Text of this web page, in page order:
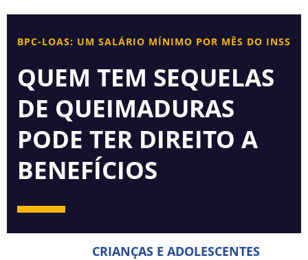
BPC-LOAS: UM SALÁRIO MÍNIMO POR MÊS DO INSS
QUEM TEM SEQUELAS
DE QUEIMADURAS
PODE TER DIREITO A
BENEFÍCIOS
CRIANÇAS E ADOLESCENTES